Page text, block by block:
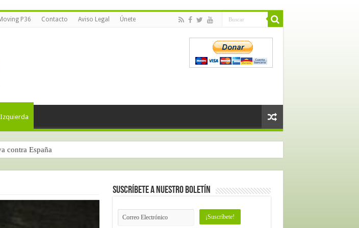
P36 Contacto Aviso Legal Únete
Izquierda
contra España
Suscríbete a nuestro Boletín